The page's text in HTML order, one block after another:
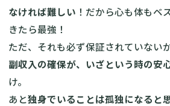
なければ難しい ！だから心も体もベ
きたら最強！
ただ、それも必ず保証されていない
副収入の確保が、いざという時の安
け。
あと独身でいることは孤独になると